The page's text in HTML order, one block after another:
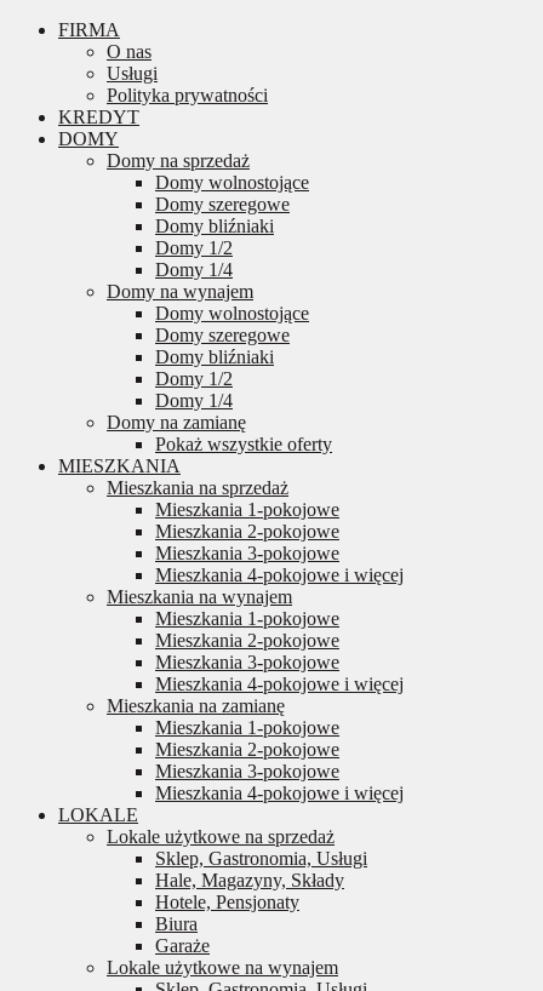
FIRMA
O nas
Usługi
Polityka prywatności
KREDYT
DOMY
Domy na sprzedaż
Domy wolnostojące
Domy szeregowe
Domy bliźniaki
Domy 1/2
Domy 1/4
Domy na wynajem
Domy wolnostojące
Domy szeregowe
Domy bliźniaki
Domy 1/2
Domy 1/4
Domy na zamianę
Pokaż wszystkie oferty
MIESZKANIA
Mieszkania na sprzedaż
Mieszkania 1-pokojowe
Mieszkania 2-pokojowe
Mieszkania 3-pokojowe
Mieszkania 4-pokojowe i więcej
Mieszkania na wynajem
Mieszkania 1-pokojowe
Mieszkania 2-pokojowe
Mieszkania 3-pokojowe
Mieszkania 4-pokojowe i więcej
Mieszkania na zamianę
Mieszkania 1-pokojowe
Mieszkania 2-pokojowe
Mieszkania 3-pokojowe
Mieszkania 4-pokojowe i więcej
LOKALE
Lokale użytkowe na sprzedaż
Sklep, Gastronomia, Usługi
Hale, Magazyny, Składy
Hotele, Pensjonaty
Biura
Garaże
Lokale użytkowe na wynajem